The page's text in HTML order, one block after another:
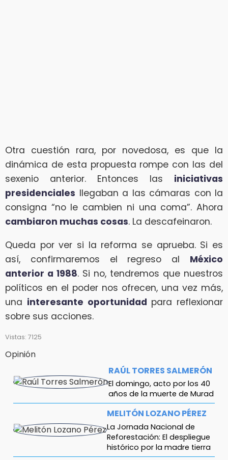
Otra cuestión rara, por novedosa, es que la
dinámica de esta propuesta rompe con las del
sexenio anterior. Entonces las iniciativas
presidenciales llegaban a las cámaras con la
consigna “no le cambien ni una coma”. Ahora
cambiaron muchas cosas. La descafeinaron.
Queda por ver si la reforma se aprueba. Si es
así, confirmaremos el regreso al México
anterior a 1988. Si no, tendremos que nuestros
políticos en el poder nos ofrecen, una vez más,
una interesante oportunidad para reflexionar
sobre sus acciones.
Vistas: 7125
Opinión
RAÚL TORRES SALMERÓN
El domingo, acto por los 40
años de la muerte de Murad
MELITÓN LOZANO PÉREZ
La Jornada Nacional de
Reforestación: El despliegue
histórico por la madre tierra